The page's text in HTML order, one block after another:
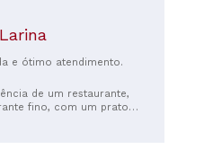
e ótimo atendimento.
de um restaurante,
fino, com um prato